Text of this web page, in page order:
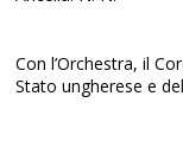
Con l’Orchestra, il
Stato ungherese e